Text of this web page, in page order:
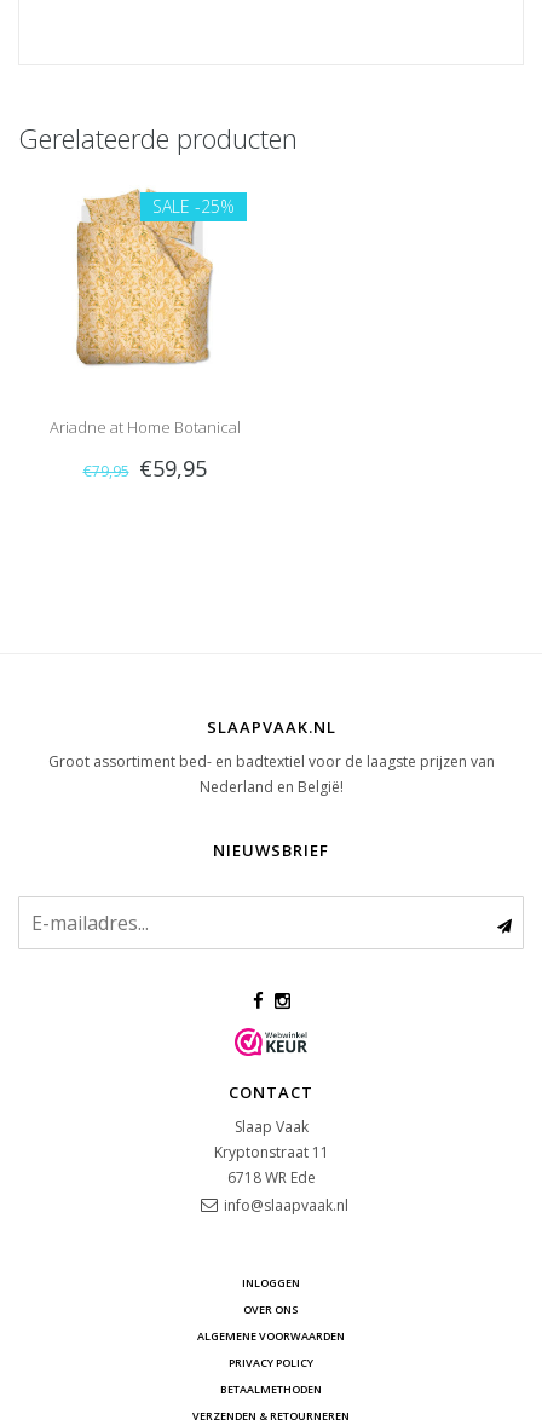
Gerelateerde producten
SALE -25%
Ariadne at Home Botanical
(Ochre)
€79,95 €59,95
SLAAPVAAK.NL
Groot assortiment bed- en badtextiel voor de laagste prijzen van
Nederland en België!
NIEUWSBRIEF
CONTACT
Slaap Vaak
Kryptonstraat 11
6718 WR Ede
info@slaapvaak.nl
INLOGGEN
OVER ONS
ALGEMENE VOORWAARDEN
PRIVACY POLICY
BETAALMETHODEN
VERZENDEN & RETOURNEREN